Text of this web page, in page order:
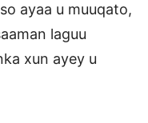
ayaa u muuqato,
laguu
xun ayey u